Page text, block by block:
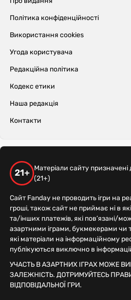
Політика конфіденційності
Використання cookies
Угода користувача
Редакційна політика
Кодекс етики
Наша редакція
Контакти
21+
Матеріали сайту призначені
(21+)
Сайт Fanday не проводить ігри на
гроші, також сайт не приймає ні в
та/інших платежів, які пов’язані/
азартними іграми, букмекерами чи
які матеріали на інформаційному
публікуються виключно в
УЧАСТЬ В АЗАРТНИХ ІГРАХ МОЖЕ
ЗАЛЕЖНІСТЬ. ДОТРИМУЙТЕСЬ
ВІДПОВІДАЛЬНОЇ ГРИ.